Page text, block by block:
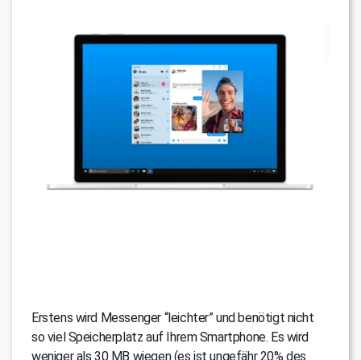
Erstens wird Messenger “leichter” und benötigt nicht
so viel Speicherplatz auf Ihrem Smartphone. Es wird
weniger als 30 MB wiegen (es ist ungefähr 20% des